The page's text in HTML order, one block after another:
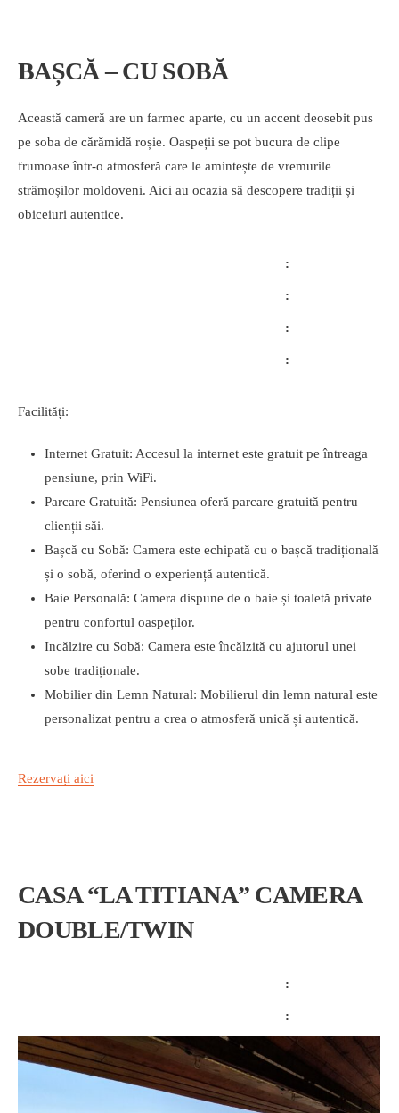
BAȘCĂ – CU SOBĂ
Această cameră are un farmec aparte, cu un accent deosebit pus
pe soba de cărămidă roșie. Oaspeții se pot bucura de clipe
frumoase într-o atmosferă care le amintește de vremurile
strămoșilor moldoveni. Aici au ocazia să descopere tradiții și
obiceiuri autentice.
Facilități:
Internet Gratuit: Accesul la internet este gratuit pe întreaga
pensiune, prin WiFi.
Parcare Gratuită: Pensiunea oferă parcare gratuită pentru
clienții săi.
Bașcă cu Sobă: Camera este echipată cu o bașcă tradițională
și o sobă, oferind o experiență autentică.
Baie Personală: Camera dispune de o baie și toaletă private
pentru confortul oaspeților.
Incălzire cu Sobă: Camera este încălzită cu ajutorul unei
sobe tradiționale.
Mobilier din Lemn Natural: Mobilierul din lemn natural este
personalizat pentru a crea o atmosferă unică și autentică.
Rezervați aici
CASA “LA TITIANA” CAMERA
DOUBLE/TWIN